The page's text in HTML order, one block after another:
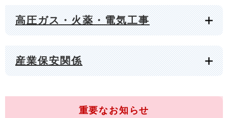
高圧ガス・火薬・電気工事
産業保安関係
重要なお知らせ